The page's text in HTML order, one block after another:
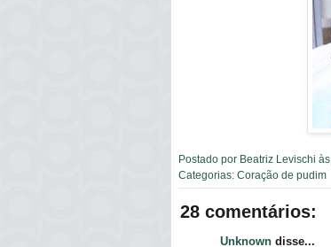
Postado por Beatriz Levischi às
Categorias: Coração de pudim
28 comentários:
Unknown disse...